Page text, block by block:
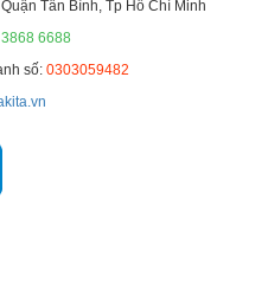
Tân Bình, Tp Hồ Chí Minh
6688
số:0303059482